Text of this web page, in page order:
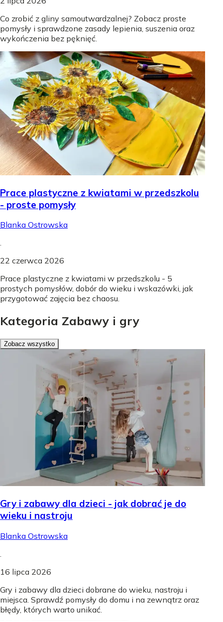
Co zrobić z gliny samoutwardzalnej? Zobacz proste
pomysły i sprawdzone zasady lepienia, suszenia oraz
wykończenia bez pęknięć.
Prace plastyczne z kwiatami w przedszkolu
- proste pomysły
Blanka Ostrowska
.
22 czerwca 2026
Prace plastyczne z kwiatami w przedszkolu - 5
prostych pomysłów, dobór do wieku i wskazówki, jak
przygotować zajęcia bez chaosu.
Kategoria Zabawy i gry
Zobacz wszystko
Gry i zabawy dla dzieci - jak dobrać je do
wieku i nastroju
Blanka Ostrowska
16 lipca 2026
Gry i zabawy dla dzieci dobrane do wieku, nastroju i
miejsca. Sprawdź pomysły do domu i na zewnątrz oraz
błędy, których warto unikać.